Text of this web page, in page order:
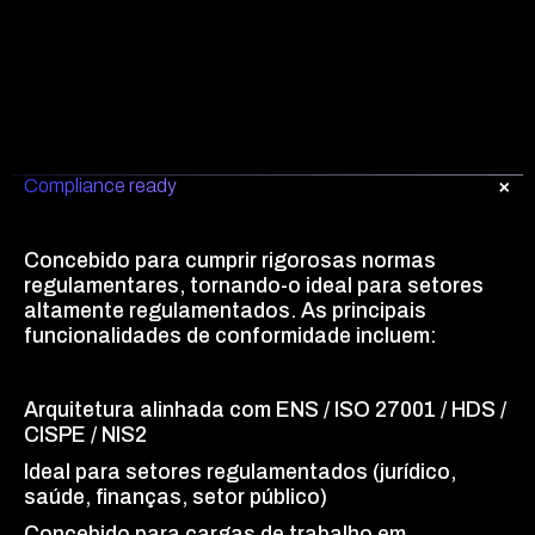
Compliance ready
Concebido para cumprir rigorosas normas
regulamentares, tornando-o ideal para setores
altamente regulamentados. As principais
funcionalidades de conformidade incluem:
Arquitetura alinhada com ENS / ISO 27001 / HDS /
CISPE / NIS2
Ideal para setores regulamentados (jurídico,
saúde, finanças, setor público)